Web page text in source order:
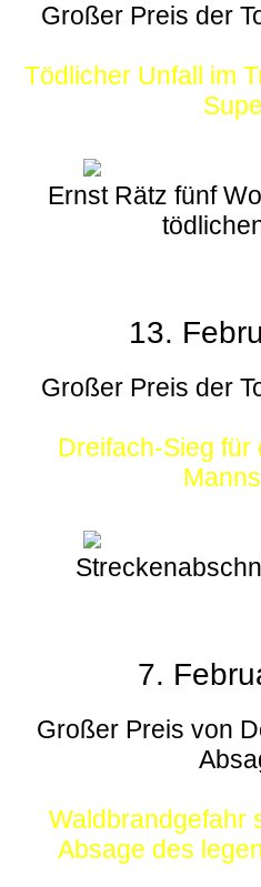
Großer Preis der
Tödlicher Unfall im
Ernst Rätz fünf
13.
Großer Preis der
Dreifach-Sieg für
7.
Großer Preis von
Waldbrandgefahr
Absage des